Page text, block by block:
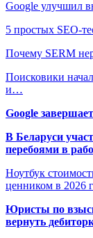
Google улучшил
5 простых SEO-
Почему SERM
Поисковики
и…
Google
В Беларуси
перебоями в
Ноутбук
ценником в 2026
Юристы по
вернуть